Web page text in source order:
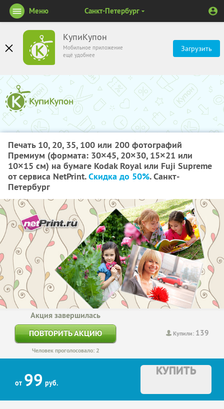
КупиКупон
Мобильное приложение
ещё удобнее
Загрузить
Меню Санкт-Петербург
Печать 10, 20, 35, 100 или 200 фотографий
Премиум (формата: 30×45, 20×30, 15×21 или
10×15 см) на бумаге Kodak Royal или Fuji Supreme
от сервиса NetPrint.Скидка до 50%. Санкт-
Петербург
Купили: 139
Акция завершилась
ПОВТОРИТЬ АКЦИЮ
Человек проголосовало: 2
от 99 руб.
КУПИТЬ